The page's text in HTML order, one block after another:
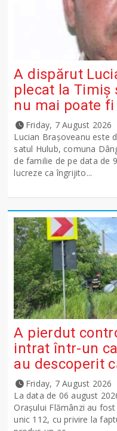
A dispărut
plecat la Timiș
nu mai poate
Friday, 7 August 2026
Lucian Brașoveanu este
satul Hulub, comuna
de familie de pe data de
lucreze ca îngrijito...
A pierdut
intrat într-un
au descoperit
Friday, 7 August 2026
La data de 06 august
Orașului Flămânzi au
unic 112, cu privire la